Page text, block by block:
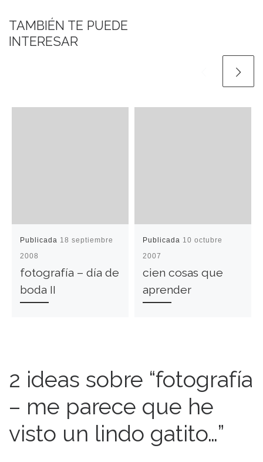
TAMBIÉN TE PUEDE
INTERESAR
Publicada 18 septiembre
2008
fotografía – día de
boda II
Publicada 10 octubre
2007
cien cosas que
aprender
2 ideas sobre “fotografía
– me parece que he
visto un lindo gatito…”